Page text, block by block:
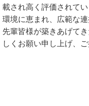
載され高く評価されて
環境に恵まれ、広範な
先輩皆様が築きあげて
しくお願い申し上げ、